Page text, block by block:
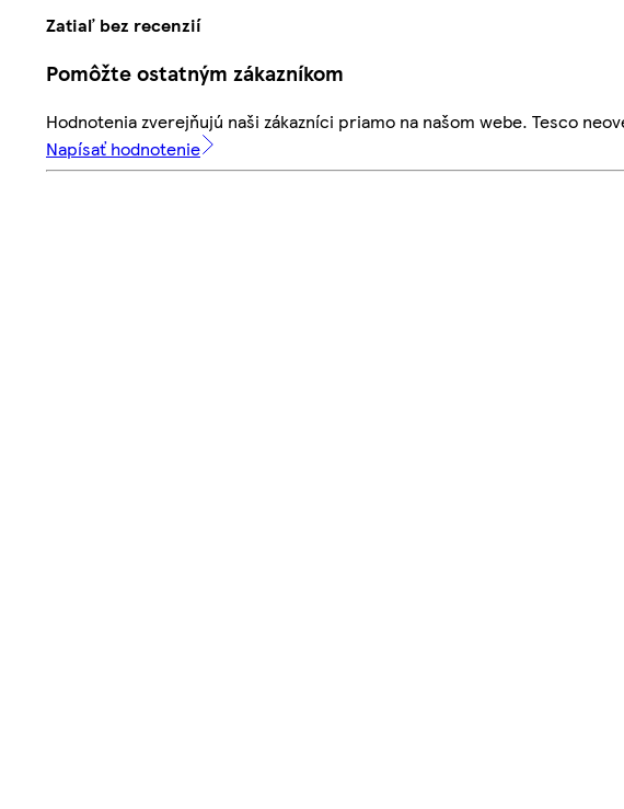
Zatiaľ bez recenzií
Pomôžte ostatným zákazníkom
Hodnotenia zverejňujú naši zákazníci priamo na našom webe. Tesco
Napísať hodnotenie